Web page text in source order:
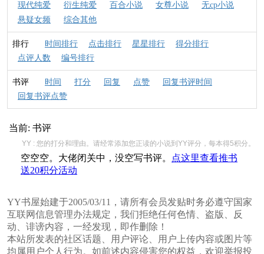
现代纯爱
衍生纯爱 百合小说 女尊小说
无cp小说
悬疑女频
综合其他
排行 时间排行 点击排行 星星排行
得分排行
点评人数
编号排行
书评 时间 打分 回复 点赞
回复书评时间
回复书评点赞
当前: 书评
YY : 您的打分和理由。请经常添加您正读的小说到YY评分，每本得5积分。
空空空。大佬闭关中，没空写书评。
点这里查看推书
送20积分活动
YY书屋始建于2005/03/11，请所有会员发贴时务必遵守国家
互联网信息管理办法规定，我们拒绝任何色情、盗版、反
动、诽谤内容，一经发现，即作删除！
本站所发表的社区话题、用户评论、用户上传内容或图片等
均属用户个人行为。如前述内容侵害您的权益，欢迎举报投